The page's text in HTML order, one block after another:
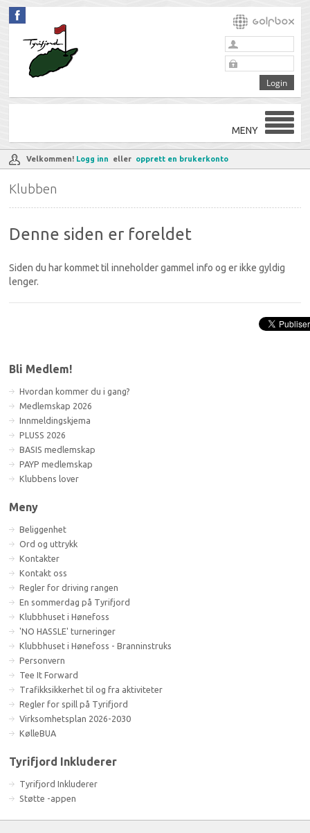
MENY
Velkommen! Logg inn eller opprett en brukerkonto
Klubben
Denne siden er foreldet
Siden du har kommet til inneholder gammel info og er ikke gyldig
lenger.
Bli Medlem!
Hvordan kommer du i gang?
Medlemskap 2026
Innmeldingskjema
PLUSS 2026
BASIS medlemskap
PAYP medlemskap
Klubbens lover
Meny
Beliggenhet
Ord og uttrykk
Kontakter
Kontakt oss
Regler for driving rangen
En sommerdag på Tyrifjord
Klubbhuset i Hønefoss
'NO HASSLE' turneringer
Klubbhuset i Hønefoss - Branninstruks
Personvern
Tee It Forward
Trafikksikkerhet til og fra aktiviteter
Regler for spill på Tyrifjord
Virksomhetsplan 2026-2030
KølleBUA
Tyrifjord Inkluderer
Tyrifjord Inkluderer
Støtte -appen